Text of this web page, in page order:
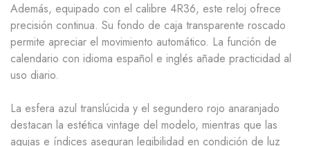
Además, equipado con el calibre 4R36, este reloj ofrece
precisión continua. Su fondo de caja transparente roscado
permite apreciar el movimiento automático. La función de
calendario con idioma español e inglés añade practicidad al
uso diario.
La esfera azul translúcida y el segundero rojo anaranjado
destacan la estética vintage del modelo, mientras que las
agujas e índices aseguran legibilidad en condición de luz